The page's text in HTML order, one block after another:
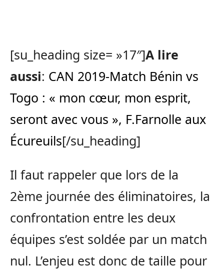
[su_heading size= »17″]A lire
aussi: CAN 2019-Match Bénin vs
Togo : « mon cœur, mon esprit,
seront avec vous », F.Farnolle aux
Écureuils[/su_heading]
Il faut rappeler que lors de la
2ème journée des éliminatoires, la
confrontation entre les deux
équipes s’est soldée par un match
nul. L’enjeu est donc de taille pour